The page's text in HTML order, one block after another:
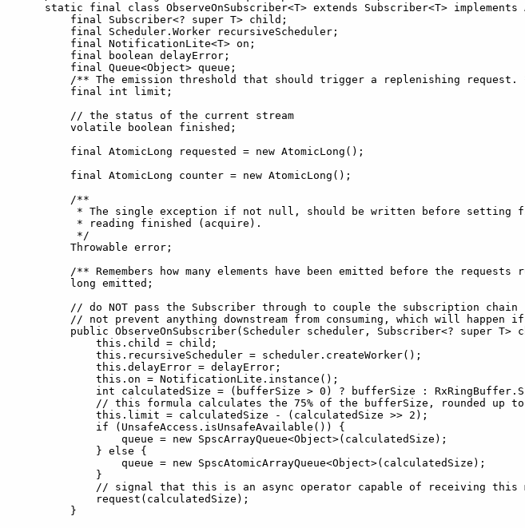
static final class ObserveOnSubscriber<T> extends Subscriber<T> implements
        final Subscriber<? super T> child;
        final Scheduler.Worker recursiveScheduler;
        final NotificationLite<T> on;
        final boolean delayError;
        final Queue<Object> queue;
/** The emission threshold that should trigger a replenishing request.
        final int limit;
        // the status of the current stream
        volatile boolean finished;
        final AtomicLong requested = new AtomicLong();
        final AtomicLong counter = new AtomicLong();
        /**
* The single exception if not null, should be written before setting
         * reading finished (acquire).
         */
        Throwable error;
/** Remembers how many elements have been emitted before the requests
        long emitted;
// do NOT pass the Subscriber through to couple the subscription chain
// not prevent anything downstream from consuming, which will happen
public ObserveOnSubscriber(Scheduler scheduler, Subscriber<? super T>
            this.child = child;
            this.recursiveScheduler = scheduler.createWorker();
            this.delayError = delayError;
            this.on = NotificationLite.instance();
int calculatedSize = (bufferSize > 0) ? bufferSize :
// this formula calculates the 75% of the bufferSize, rounded up
            this.limit = calculatedSize - (calculatedSize >> 2);
            if (UnsafeAccess.isUnsafeAvailable()) {
                queue = new SpscArrayQueue<Object>(calculatedSize);
            } else {
                queue = new SpscAtomicArrayQueue<Object>(calculatedSize);
            }
// signal that this is an async operator capable of receiving this
            request(calculatedSize);
        }